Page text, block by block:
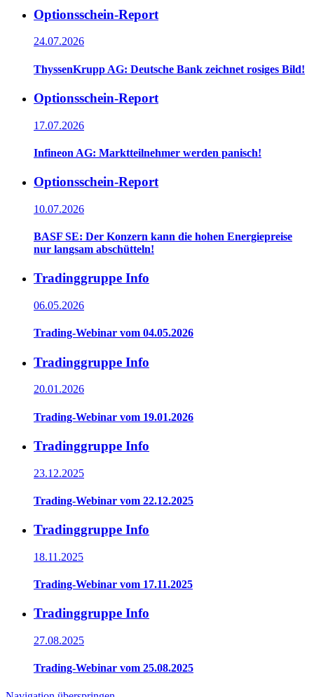
Optionsschein-Report
24.07.2026
ThyssenKrupp AG: Deutsche Bank zeichnet rosiges Bild!
Optionsschein-Report
17.07.2026
Infineon AG: Marktteilnehmer werden panisch!
Optionsschein-Report
10.07.2026
BASF SE: Der Konzern kann die hohen Energiepreise
nur langsam abschütteln!
Tradinggruppe Info
06.05.2026
Trading-Webinar vom 04.05.2026
Tradinggruppe Info
20.01.2026
Trading-Webinar vom 19.01.2026
Tradinggruppe Info
23.12.2025
Trading-Webinar vom 22.12.2025
Tradinggruppe Info
18.11.2025
Trading-Webinar vom 17.11.2025
Tradinggruppe Info
27.08.2025
Trading-Webinar vom 25.08.2025